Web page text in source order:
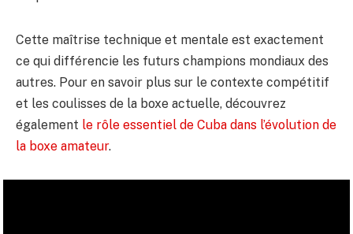
Cette maîtrise technique et mentale est exactement
ce qui différencie les futurs champions mondiaux des
autres. Pour en savoir plus sur le contexte compétitif
et les coulisses de la boxe actuelle, découvrez
également le rôle essentiel de Cuba dans l’évolution de
la boxe amateur.